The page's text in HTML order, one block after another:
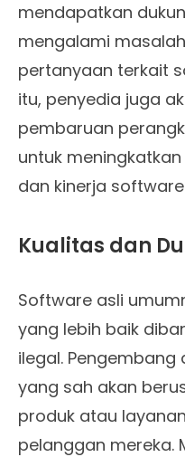
mendapatkan
mengalami
pertanyaan terkait
itu, penyedia juga
pembaruan
untuk
dan kinerja
Kualitas dan
Software asli
yang lebih baik
ilegal.
yang sah akan
produk atau
pelanggan mereka.